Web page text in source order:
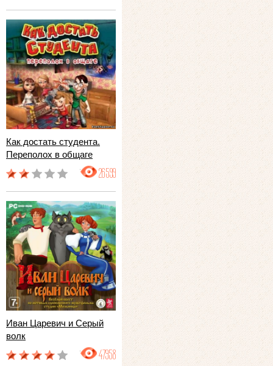
Как достать студента.
Переполох в общаге
26599
Иван Царевич и Серый
волк
47958